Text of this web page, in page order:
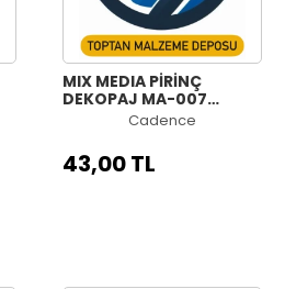
MIX MEDIA PİRİNÇ
DEKOPAJ MA-007
Cadence
43,00 TL